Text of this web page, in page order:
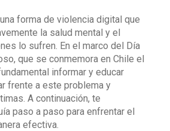
forma de violencia digital que
la salud mental y el
lo sufren. En el marco del Día
que se conmemora en Chile el
informar y educar
frente a este problema y
A continuación, te
paso a paso para enfrentar el
efectiva.